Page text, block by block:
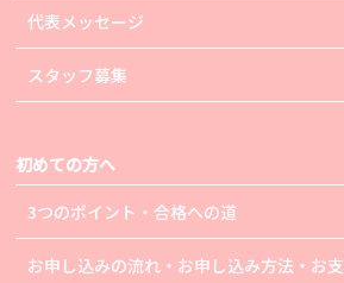
代表メッセージ
スタッフ募集
初めての方へ
3つのポイント・合格への道
お申し込みの流れ・お申し込み方法・お